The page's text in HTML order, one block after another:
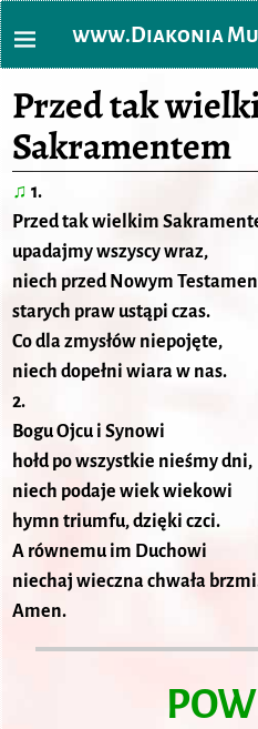
www.Diakonia
Przed tak
Sakramentem
♫ 1.
Przed tak wielkim
upadajmy wszyscy wraz,
niech przed Nowym
starych praw ustąpi czas.
Co dla zmysłów niepojęte,
niech dopełni wiara w nas.
2.
Bogu Ojcu i Synowi
hołd po wszystkie nieśmy dni,
niech podaje wiek wiekowi
hymn triumfu, dzięki czci.
A równemu im Duchowi
niechaj wieczna chwała
Amen.